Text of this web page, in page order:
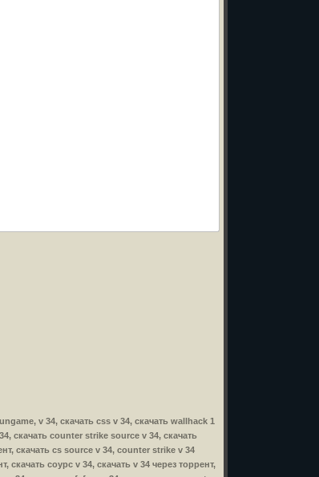
v 34, скачать css v 34, скачать wallhack 1
скачать counter strike source v 34, скачать
скачать cs source v 34, counter strike v 34
соурс v 34, скачать v 34 через торрент,